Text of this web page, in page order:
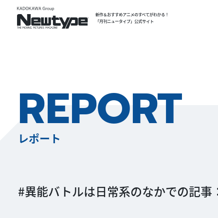
新作＆おすすめアニメのすべてがわかる！
「月刊ニュータイプ」公式サイト
REPORT
レポート
#異能バトルは日常系のなかでの記事